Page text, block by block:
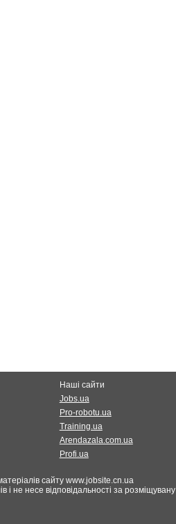
Наші сайти
Jobs.ua
Pro-robotu.ua
Training.ua
Arendazala.com.ua
Profi.ua
сайту www.jobsite.cn.ua
і не несе відповідальності за розміщувану